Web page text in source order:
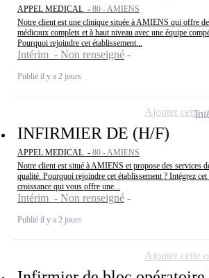
APPEL MEDICAL - 80 - AMIENS
Notre client est une clinique située à AMIENS qui offre
médicaux complets et à haut niveau avec une équipe
Pourquoi rejoindre cet établissement...
Intérim - Non renseigné
Publié il y a 2 jours
INFIRMIER DE (H/F)
APPEL MEDICAL - 80 - AMIENS
Notre client est situé à AMIENS et propose des services
qualité. Pourquoi rejoindre cet établissement ? Intégrez
croissance qui vous offre une...
Intérim - Non renseigné
Publié il y a 2 jours
Ajouter cette
Ajouter cette